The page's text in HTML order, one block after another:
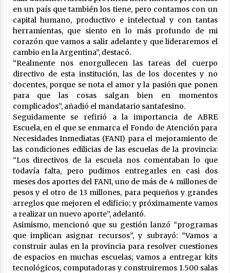
FANI para equipamiento en el marco de fuertes
inversiones educativas
04/08/2026
Michlig y González entregaron aportes
gubernamentales en Ceres y recorrieron
obras junto a la intendente Dupouy
04/08/2026
La Municipalidad de San Guillermo realizó una
nueva entrega del Fondo de Asistencia
Educativa por $26 millones
03/08/2026
en un país que también los tiene, pero contamos con un
capital humano, productivo e intelectual y con tantas
herramientas, que siento en lo más profundo de mi
corazón que vamos a salir adelante y que lideraremos el
cambio en la Argentina”, destacó.
“Realmente nos enorgullecen las tareas del cuerpo
directivo de esta institución, las de los docentes y no
docentes, porque se nota el amor y la pasión que ponen
para que las cosas salgan bien en momentos
complicados”, añadió el mandatario santafesino.
Seguidamente se refirió a la importancia de ABRE
Escuela, en el que se enmarca el Fondo de Atención para
Necesidades Inmediatas (FANI) para el mejoramiento de
las condiciones edilicias de las escuelas de la provincia:
“Los directivos de la escuela nos comentaban lo que
todavía falta, pero pudimos entregarles en casi dos
meses dos aportes del FANI, uno de más de 4 millones de
pesos y el otro de 13 millones, para pequeños y grandes
arreglos que mejoren el edificio; y próximamente vamos
a realizar un nuevo aporte”, adelantó.
Asimismo, mencionó que su gestión lanzó “programas
que implican asignar recursos”, y subrayó: “Vamos a
construir aulas en la provincia para resolver cuestiones
de espacios en muchas escuelas; vamos a entregar kits
tecnológicos, computadoras y construiremos 1.500 salas